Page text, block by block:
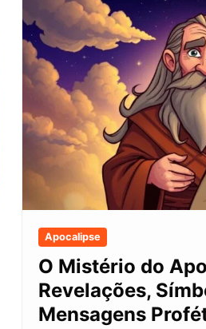
Apocalipse
O Mistério do
Revelações,
Mensagens